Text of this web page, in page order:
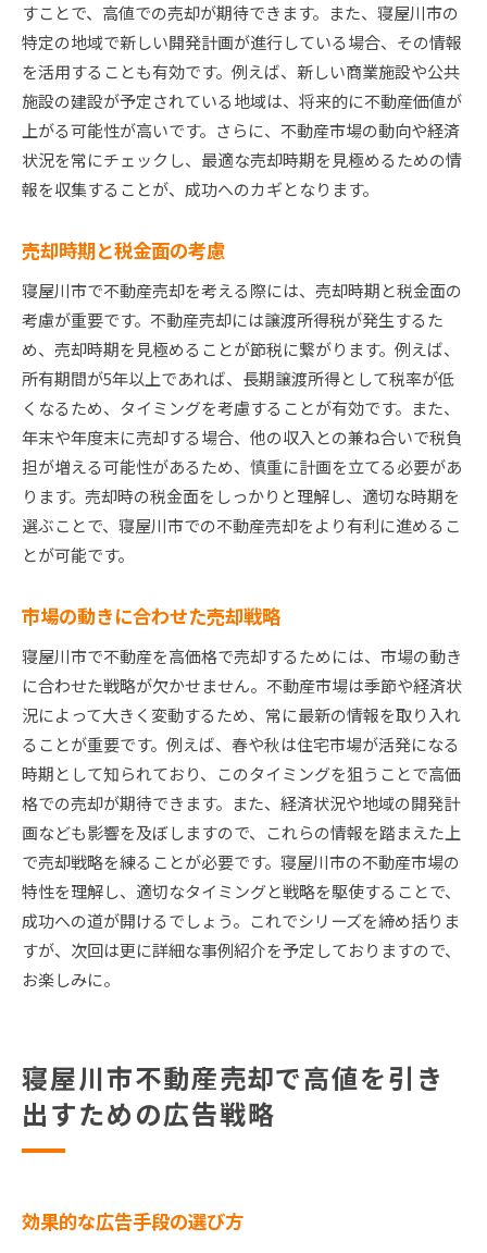
すことで、高値での売却が期待できます。また、寝屋川市の
特定の地域で新しい開発計画が進行している場合、その情報
を活用することも有効です。例えば、新しい商業施設や公共
施設の建設が予定されている地域は、将来的に不動産価値が
上がる可能性が高いです。さらに、不動産市場の動向や経済
状況を常にチェックし、最適な売却時期を見極めるための情
報を収集することが、成功へのカギとなります。
売却時期と税金面の考慮
寝屋川市で不動産売却を考える際には、売却時期と税金面の
考慮が重要です。不動産売却には譲渡所得税が発生するた
め、売却時期を見極めることが節税に繋がります。例えば、
所有期間が5年以上であれば、長期譲渡所得として税率が低
くなるため、タイミングを考慮することが有効です。また、
年末や年度末に売却する場合、他の収入との兼ね合いで税負
担が増える可能性があるため、慎重に計画を立てる必要があ
ります。売却時の税金面をしっかりと理解し、適切な時期を
選ぶことで、寝屋川市での不動産売却をより有利に進めるこ
とが可能です。
市場の動きに合わせた売却戦略
寝屋川市で不動産を高価格で売却するためには、市場の動き
に合わせた戦略が欠かせません。不動産市場は季節や経済状
況によって大きく変動するため、常に最新の情報を取り入れ
ることが重要です。例えば、春や秋は住宅市場が活発になる
時期として知られており、このタイミングを狙うことで高価
格での売却が期待できます。また、経済状況や地域の開発計
画なども影響を及ぼしますので、これらの情報を踏まえた上
で売却戦略を練ることが必要です。寝屋川市の不動産市場の
特性を理解し、適切なタイミングと戦略を駆使することで、
成功への道が開けるでしょう。これでシリーズを締め括りま
すが、次回は更に詳細な事例紹介を予定しておりますので、
お楽しみに。
寝屋川市不動産売却で高値を引き
出すための広告戦略
効果的な広告手段の選び方